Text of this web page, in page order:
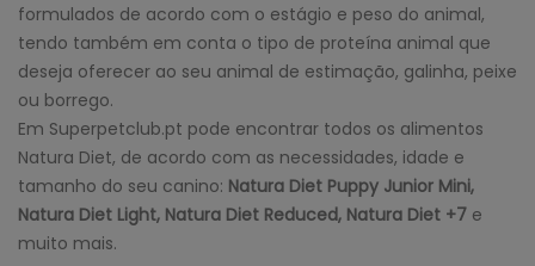
formulados de acordo com o estágio e peso do animal,
tendo também em conta o tipo de proteína animal que
deseja oferecer ao seu animal de estimação, galinha, peixe
ou borrego.
Em Superpetclub.pt pode encontrar todos os alimentos
Natura Diet, de acordo com as necessidades, idade e
tamanho do seu canino: Natura Diet Puppy Junior Mini,
Natura Diet Light, Natura Diet Reduced, Natura Diet +7 e
muito mais.